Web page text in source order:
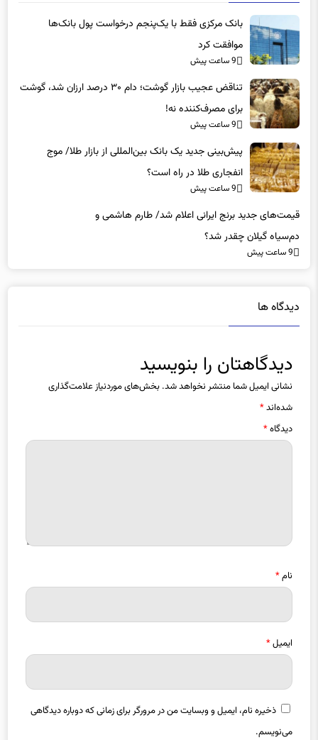
بانک مرکزی فقط با یک‌‎پنجم درخواست پول بانک‌ها
موافقت کرد
9 ساعت پیش
تناقض عجیب بازار گوشت؛ دام ۳۰ درصد ارزان شد، گوشت
برای مصرف‌کننده نه!
9 ساعت پیش
پیش‌بینی جدید یک بانک بین‌المللی از بازار طلا/ موج
انفجاری طلا در راه است؟
9 ساعت پیش
قیمت‌های جدید برنج ایرانی اعلام شد/ طارم هاشمی و
دم‌سیاه گیلان چقدر شد؟
9 ساعت پیش
دیدگاه ها
دیدگاهتان را بنویسید
نشانی ایمیل شما منتشر نخواهد شد. بخش‌های موردنیاز علامت‌گذاری
شده‌اند*
دیدگاه*
نام*
ایمیل*
ذخیره نام، ایمیل و وبسایت من در مرورگر برای زمانی که دوباره دیدگاهی
می‌نویسم.